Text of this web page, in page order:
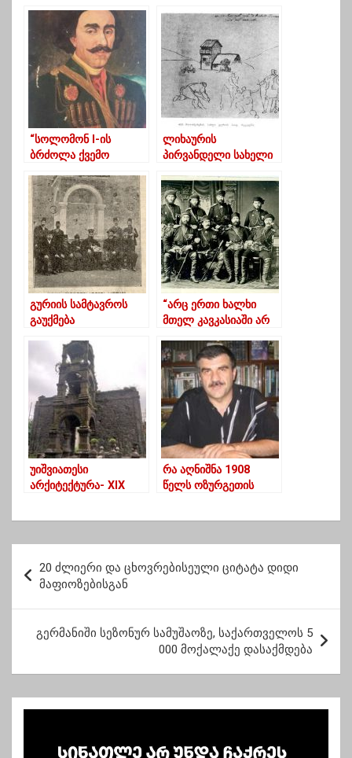
მოღვაწეობას”
სოციალ-
დემოკრატებს
გავანადგურებდითო”
“სოლომონ I-ის
ბრძოლა ქვემო
ლიხაურის
პირვანდელი სახელი
გურიის სამტავროს
გაუქმება
“არც ერთი ხალხი
მთელ კავკასიაში არ
განათლებისკენ ისე,
როგორც გურულები”
უიშვიათესი
არქიტექტურა- XlX
რა აღნიშნა 1908
წელს ოზურგეთის
რესპუბლიკის”
სასამართლო
ო
ს
ნ
20 ძლიერი და ცხოვრებისეული ციტატა დიდი
მაფიოზებისგან
გერმანიში სეზონურ სამუშაოზე, საქართველოს 5
000 მოქალაქე დასაქმდება